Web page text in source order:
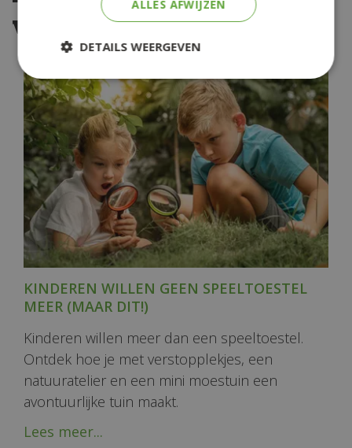
volgende berichten:
KINDEREN WILLEN GEEN SPEELTOESTEL
MEER (MAAR DIT!)
Kinderen willen meer dan een speeltoestel.
Ontdek hoe je met verstopplekjes, een
natuuratelier en een mini moestuin een
avontuurlijke tuin maakt.
Lees meer...
ALLES AFWIJZEN
DETAILS WEERGEVEN